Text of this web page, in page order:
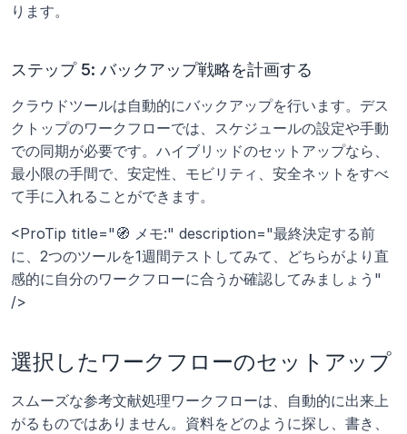
ります。
ステップ 5: バックアップ戦略を計画する
クラウドツールは自動的にバックアップを行います。デス
クトップのワークフローでは、スケジュールの設定や手動
での同期が必要です。ハイブリッドのセットアップなら、
最小限の手間で、安定性、モビリティ、安全ネットをすべ
て手に入れることができます。
<ProTip title="🧭 メモ:" description="最終決定する前
に、2つのツールを1週間テストしてみて、どちらがより直
感的に自分のワークフローに合うか確認してみましょう"
/>
選択したワークフローのセットアップ
スムーズな参考文献処理ワークフローは、自動的に出来上
がるものではありません。資料をどのように探し、書き、